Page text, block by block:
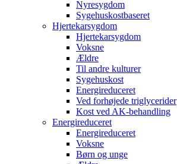
Nyresygdom
Sygehuskostbaseret
Hjertekarsygdom
Hjertekarsygdom
Voksne
Ældre
Til andre kulturer
Sygehuskost
Energireduceret
Ved forhøjede triglycerider
Kost ved AK-behandling
Energireduceret
Energireduceret
Voksne
Børn og unge